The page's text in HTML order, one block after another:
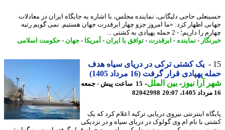
حاجی دلیگانی، نماینده مجلس، با اشاره به جایگاه ایران در معادلات
اظهار کرد: «ما امروز جزو چهار ابرقدرت جهان هستیم. نمی گویم رتبه
داریم؛ - 2 حمله پهپادی به کشتی ...
-نماینده-ابرقدرت- توافق با ایران - آمریکا- جهان-حکومت اسلامی
یک کشتی ترکی در دریای سیاه هدف
پهپادی قرار گرفت (16 مرداد 1405)
آرا نیوز-بین الملل-
15 ساعت پیش - جمعه
82042998
اینترنتی نیروی دریایی ترکیه اعلام کرد که یک
با نام ام وی گولوک در دریای سیاه و در نزدیکی